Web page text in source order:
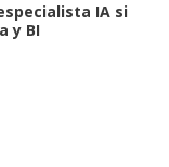
IA si
y BI